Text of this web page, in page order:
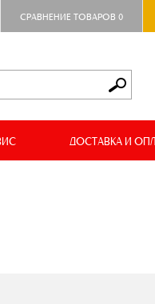
СРАВНЕНИЕ ТОВАРОВ 0
ДОСТАВКА И